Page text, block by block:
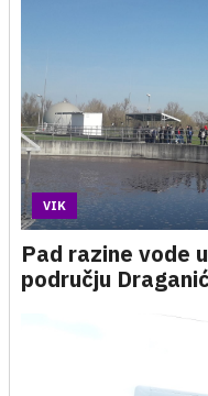
VIK
Pad razine vode
području